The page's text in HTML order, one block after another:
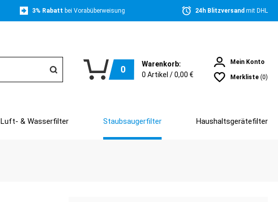
3% Rabatt bei Vorabüberweisung 24h Blitzversand mit DHL
0
Warenkorb:
0 Artikel /0,00 €
Mein Konto
Merkliste (0)
Luft- & Wasserfilter Staubsaugerfilter Haushaltsgerätefilter